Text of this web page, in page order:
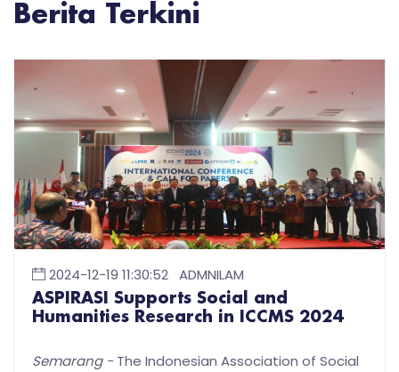
Berita Terkini
2024-12-19 11:30:52 ADMNILAM
ASPIRASI Supports Social and
Humanities Research in ICCMS 2024
Semarang -The Indonesian Association of Social